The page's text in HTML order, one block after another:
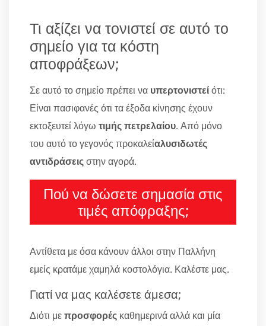
Τι αξίζει να τονιστεί σε αυτό το
σημείο για τα κόστη
αποφράξεων;
Σε αυτό το σημείο πρέπει να υπερτονιστείότι:
Είναι πασιφανές ότι τα έξοδα κίνησης έχουν
εκτοξευτεί λόγω τιμής πετρελαίου. Από μόνο
του αυτό το γεγονός προκαλείαλυσιδωτές
αντιδράσειςστην αγορά.
Πού να δώσετε σημασία στις
τιμές απόφραξης;
Αντίθετα με όσα κάνουν άλλοι στην Παλλήνη
εμείς κρατάμε χαμηλά κοστολόγια. Καλέστε μας.
Γιατί να μας καλέσετε άμεσα;
Διότι μεπροσφορές καθημερινά αλλά και μία